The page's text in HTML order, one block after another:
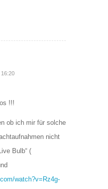
!!!
ob ich mir für solche
nicht
Bulb“ (
watch?v=Rz4g-